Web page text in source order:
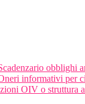
obblighi
informativi per
OIV o struttura